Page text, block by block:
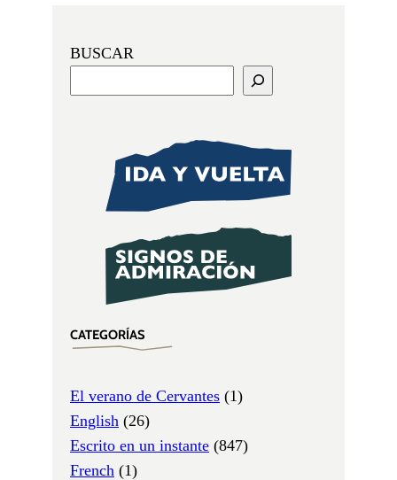
BUSCAR
CATEGORÍAS
El verano de Cervantes (1)
English (26)
Escrito en un instante (847)
French (1)